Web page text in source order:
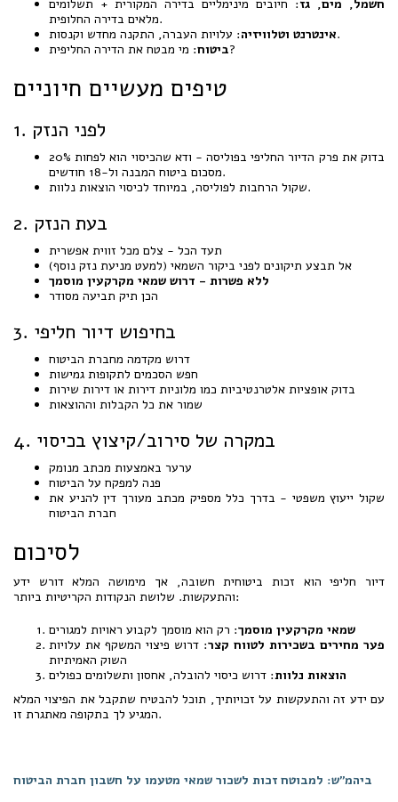
חשמל, מים, גז: חיובים מינימליים בדירה המקורית + תשלומים
מלאים בדירה החלופית.
אינטרנט וטלוויזיה: עלויות העברה, התקנה מחדש וקנסות.
ביטוח: מי מבטח את הדירה החליפית?
טיפים מעשיים חיוניים
1. לפני הנזק
בדוק את פרק הדיור החליפי בפוליסה - ודא שהכיסוי הוא לפחות 20%
מסכום ביטוח המבנה ול-18 חודשים.
שקול הרחבות לפוליסה, במיוחד לכיסוי הוצאות נלוות.
2. בעת הנזק
תעד הכל - צלם מכל זווית אפשרית
אל תבצע תיקונים לפני ביקור השמאי (למעט מניעת נזק נוסף)
ללא פשרות - דרוש שמאי מקרקעין מוסמך
הכן תיק תביעה מסודר
3. בחיפוש דיור חליפי
דרוש מקדמה מחברת הביטוח
חפש הסכמים לתקופות גמישות
בדוק אופציות אלטרנטיביות כמו מלוניות דירות או דירות שירות
שמור את כל הקבלות וההוצאות
4. במקרה של סירוב/קיצוץ בכיסוי
ערער באמצעות מכתב מנומק
פנה למפקח על הביטוח
שקול ייעוץ משפטי - בדרך כלל מספיק מכתב מעורך דין להניע את
חברת הביטוח
לסיכום
דיור חליפי הוא זכות ביטוחית חשובה, אך מימושה המלא דורש ידע
והתעקשות. שלושת הנקודות הקריטיות ביותר:
שמאי מקרקעין מוסמך: רק הוא מוסמך לקבוע ראויות למגורים
פער מחירים בשכירות לטווח קצר: דרוש פיצוי המשקף את עלויות
השוק האמיתיות
הוצאות נלוות: דרוש כיסוי להובלה, אחסון ותשלומים כפולים
עם ידע זה והתעקשות על זכויותיך, תוכל להבטיח שתקבל את הפיצוי המלא
המגיע לך בתקופה מאתגרת זו.
ביהמ"ש: למבוטח זכות לשכור שמאי מטעמו על חשבון חברת הביטוח